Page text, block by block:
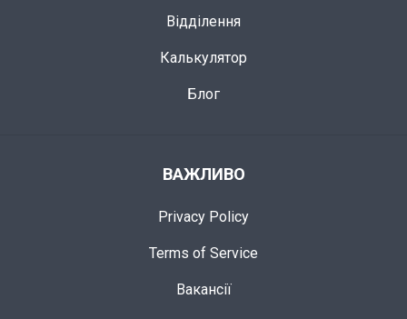
Відділення
Калькулятор
Блог
ВАЖЛИВО
Privacy Policy
Terms of Service
Вакансії